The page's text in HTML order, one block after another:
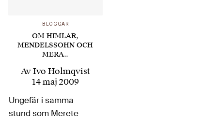
BLOGGAR
OM HIMLAR,
MENDELSSOHN OCH
MERA..
AvIvo Holmqvist
14 maj 2009
Ungefär i samma
stund som Merete